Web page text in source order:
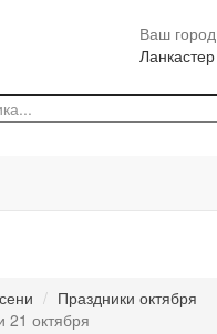
Ваш город
Ланкастер
Праздники октября
21 октября